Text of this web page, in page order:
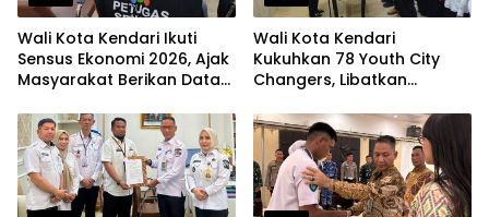
Wali Kota Kendari Ikuti
Sensus Ekonomi 2026, Ajak
Masyarakat Berikan Data
Wali Kota Kendari
Kukuhkan 78 Youth City
Changers, Libatkan
Perubahan Kota